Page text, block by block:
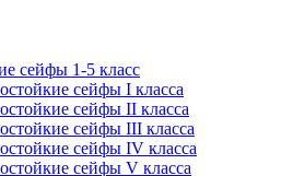
сейфы 1-5 класс
сейфы I класса
сейфы II класса
сейфы III класса
сейфы IV класса
сейфы V класса